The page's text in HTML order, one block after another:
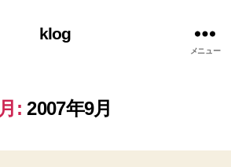
klog
メニュー
月: 2007年9月